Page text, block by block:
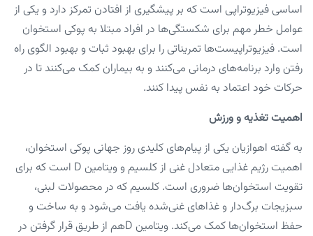
اساسی فیزیوتراپی است که بر پیشگیری از افتادن تمرکز دارد و یکی از
عوامل خطر مهم برای شکستگی‌ها در افراد مبتلا به پوکی استخوان
است. فیزیوتراپیست‌ها تمریناتی را برای بهبود ثبات و بهبود الگوی راه
رفتن وارد برنامه‌های درمانی می‌کنند و به بیماران کمک می‌کنند تا در
حرکات خود اعتماد به نفس پیدا کنند.
اهمیت تغذیه و ورزش
به گفته اهوازیان یکی از پیام‌های کلیدی روز جهانی پوکی استخوان،
اهمیت رژیم غذایی متعادل غنی از کلسیم و ویتامین D است که برای
تقویت استخوان‌ها ضروری است. کلسیم که در محصولات لبنی،
سبزیجات برگ‌دار و غذاهای غنی‌شده یافت می‌شود و به ساخت و
حفظ استخوان‌ها کمک می‌کند. ویتامین Dهم از طریق قرار گرفتن در